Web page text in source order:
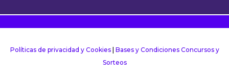
Políticas de privacidad y Cookies| Bases y Condiciones Concursos y
Sorteos